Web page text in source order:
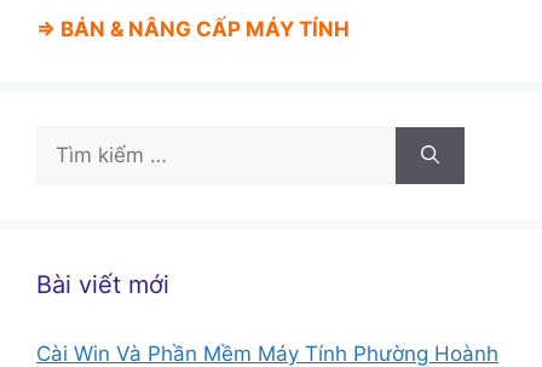
⇒ BÁN & NÂNG CẤP MÁY TÍNH
Tìm
kiếm
Bài viết mới
Cài Win Và Phần Mềm Máy Tính Phường Hoành